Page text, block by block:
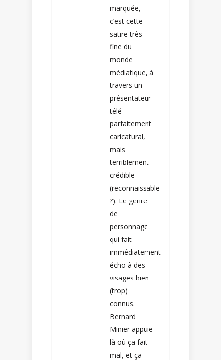
marquée,
c’est cette
satire très
fine du
monde
médiatique, à
travers un
présentateur
télé
parfaitement
caricatural,
mais
terriblement
crédible
(reconnaissable
?). Le genre
de
personnage
qui fait
immédiatement
écho à des
visages bien
(trop)
connus.
Bernard
Minier appuie
là où ça fait
mal, et ça